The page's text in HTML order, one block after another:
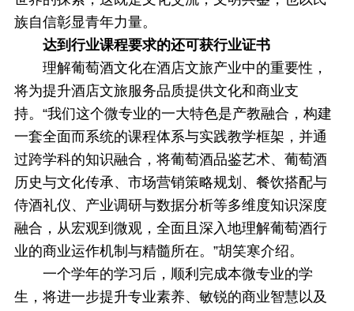
族自信彰显青年力量。
达到行业课程要求的还可获行业证书
理解葡萄酒文化在酒店文旅产业中的重要性，
将为提升酒店文旅服务品质提供文化和商业支
持。“我们这个微专业的一大特色是产教融合，构建
一套全面而系统的课程体系与实践教学框架，并通
过跨学科的知识融合，将葡萄酒品鉴艺术、葡萄酒
历史与文化传承、市场营销策略规划、餐饮搭配与
侍酒礼仪、产业调研与数据分析等多维度知识深度
融合，从宏观到微观，全面且深入地理解葡萄酒行
业的商业运作机制与精髓所在。”胡笑寒介绍。
一个学年的学习后，顺利完成本微专业的学
生，将进一步提升专业素养、敏锐的商业智慧以及